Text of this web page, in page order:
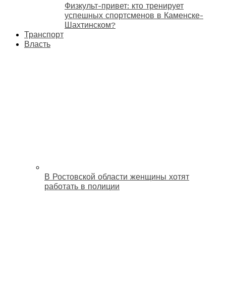
Физкульт-привет: кто тренирует
успешных спортсменов в Каменске-
Шахтинском?
Транспорт
Власть
В Ростовской области женщины хотят
работать в полиции